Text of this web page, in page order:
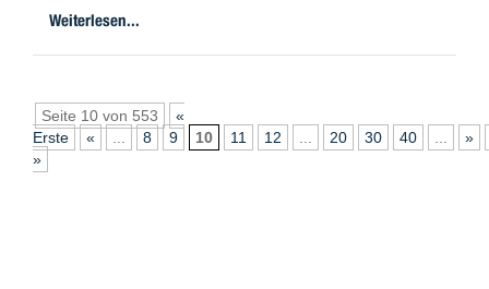
Meldepflichten sind hohe Bußgelder vorgesehen.
Worum es geht und was
Vermieter melden müssen.
Weiterlesen...
Seite 10 von 553
«
Erste
« 8 9 10 11 12 20 30 40
»
»